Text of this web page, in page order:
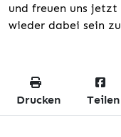
und freuen uns jetzt
wieder dabei sein
Drucken Teilen